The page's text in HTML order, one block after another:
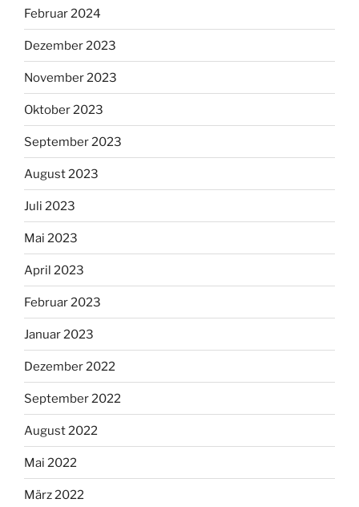
Februar 2024
Dezember 2023
November 2023
Oktober 2023
September 2023
August 2023
Juli 2023
Mai 2023
April 2023
Februar 2023
Januar 2023
Dezember 2022
September 2022
August 2022
Mai 2022
März 2022